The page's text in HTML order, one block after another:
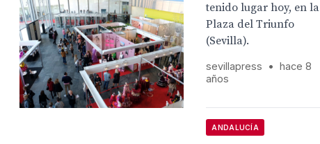
tenido lugar hoy, en la
Plaza del Triunfo
(Sevilla).
sevillapress •
hace 8
años
ANDALUCÍA